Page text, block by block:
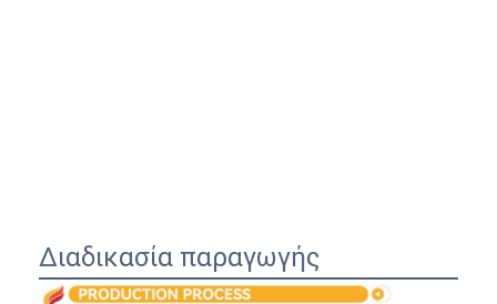
Διαδικασία παραγωγής